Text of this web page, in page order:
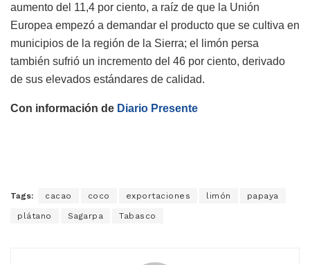
aumento del 11,4 por ciento, a raíz de que la Unión
Europea empezó a demandar el producto que se cultiva en
municipios de la región de la Sierra; el limón persa
también sufrió un incremento del 46 por ciento, derivado
de sus elevados estándares de calidad.
Con información de Diario Presente
Tags: cacao coco exportaciones limón papaya
plátano Sagarpa Tabasco